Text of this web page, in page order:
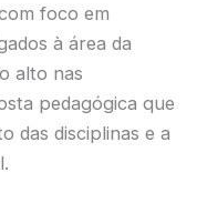
foco em
à área da
alto nas
pedagógica que
das disciplinas e a